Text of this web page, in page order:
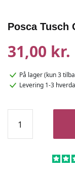
Posca Tusch
31,00 kr.
På lager(kun 3
Levering 1-3
Tusch
Glittergul